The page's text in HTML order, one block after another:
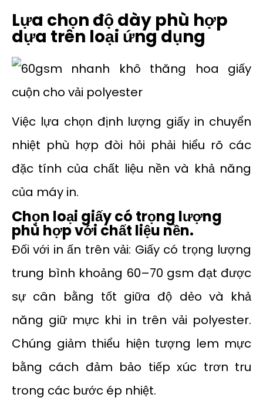
Lựa chọn độ dày phù hợp
dựa trên loại ứng dụng
Việc lựa chọn định lượng giấy in chuyển
nhiệt phù hợp đòi hỏi phải hiểu rõ các
đặc tính của chất liệu nền và khả năng
của máy in.
Chọn loại giấy có trọng lượng
phù hợp với chất liệu nền.
Đối với in ấn trên vải: Giấy có trọng lượng
trung bình khoảng 60–70 gsm đạt được
sự cân bằng tốt giữa độ dẻo và khả
năng giữ mực khi in trên vải polyester.
Chúng giảm thiểu hiện tượng lem mực
bằng cách đảm bảo tiếp xúc trơn tru
trong các bước ép nhiệt.